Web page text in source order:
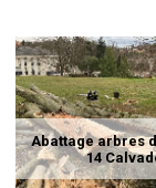
Abattage arbres
14